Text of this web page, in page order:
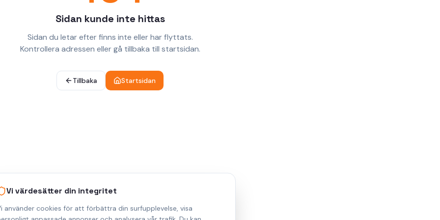
Vi värdesätter din integritet
använder cookies för att förbättra din surfupplevelse, visa
Sidan kunde inte hittas
Sidan du letar efter finns inte eller har flyttats.
Kontrollera adressen eller gå tillbaka till startsidan.
Tillbaka Startsidan